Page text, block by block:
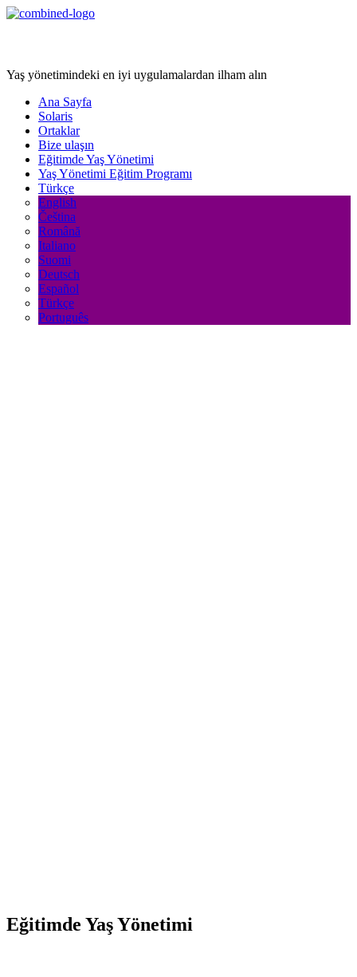
Yaş yönetimindeki en iyi uygulamalardan ilham alın
Ana Sayfa
Solaris
Ortaklar
Bize ulaşın
Eğitimde Yaş Yönetimi
Yaş Yönetimi Eğitim Programı
Türkçe
English
Čeština
Română
Italiano
Suomi
Deutsch
Español
Türkçe
Português
Eğitimde Yaş Yönetimi